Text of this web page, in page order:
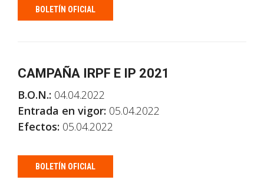
BOLETÍN OFICIAL
CAMPAÑA IRPF E IP 2021
B.O.N.: 04.04.2022
Entrada en vigor: 05.04.2022
Efectos: 05.04.2022
BOLETÍN OFICIAL